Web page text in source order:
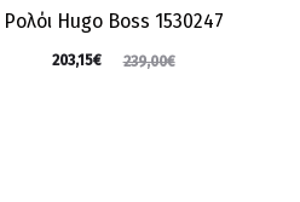
Ρολόι Hugo Boss 1530247
239,00€
203,15€